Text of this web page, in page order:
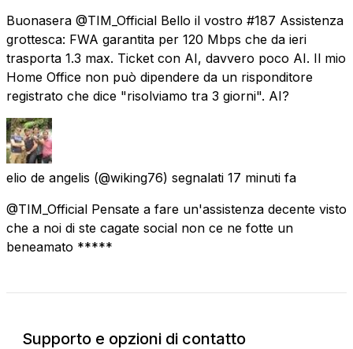
Buonasera @TIM_Official Bello il vostro #187 Assistenza
grottesca: FWA garantita per 120 Mbps che da ieri
trasporta 1.3 max. Ticket con AI, davvero poco AI. Il mio
Home Office non può dipendere da un risponditore
registrato che dice "risolviamo tra 3 giorni". AI?
elio de angelis (@wiking76) segnalati 17 minuti fa
@TIM_Official Pensate a fare un'assistenza decente visto
che a noi di ste cagate social non ce ne fotte un
beneamato *****
Supporto e opzioni di contatto